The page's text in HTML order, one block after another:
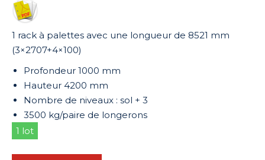
1 rack à palettes avec une longueur de 8521 mm
(3×2707+4×100)
Profondeur 1000 mm
Hauteur 4200 mm
Nombre de niveaux : sol + 3
3500 kg/paire de longerons
1 lot